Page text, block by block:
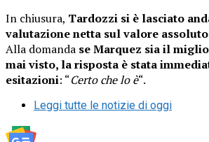
In chiusura, Tardozzi si è lasciato
valutazione netta sul valore
Alla domanda se Marquez sia il
mai visto, la risposta è stata
esitazioni: “Certo che lo è“.
Leggi tutte le notizie di oggi